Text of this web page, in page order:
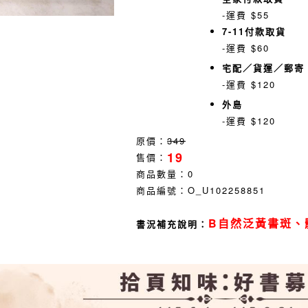
-運費 $55
7-11付款取貨
-運費 $60
宅配／貨運／郵寄
-運費 $120
外島
-運費 $120
原價： 349
售價： 19
商品數量： 0
商品編號： O_U102258851
書況補充說明： B自然泛黃書斑、